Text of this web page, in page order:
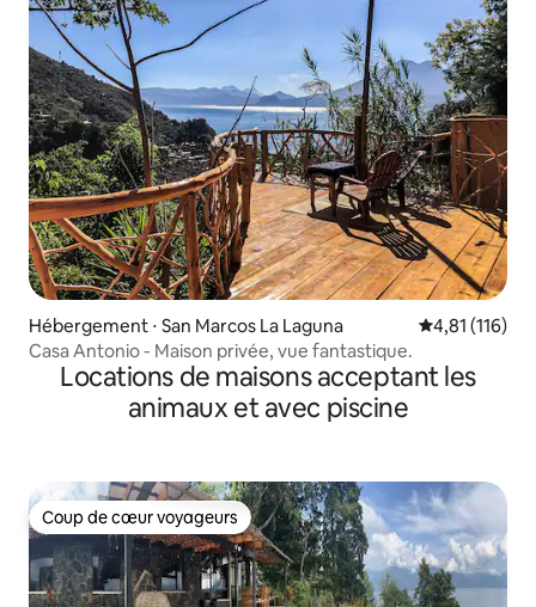
Hébergement ⋅ San Marcos La Laguna Évaluation
4,81 (116)
Casa Antonio - Maison privée, vue fantastique.
Locations de maisons acceptant les
animaux et avec piscine
Coup de cœur voyageurs
Coup de cœur voyageurs